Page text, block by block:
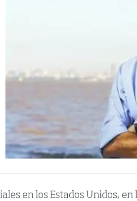
en los Estados Unidos,